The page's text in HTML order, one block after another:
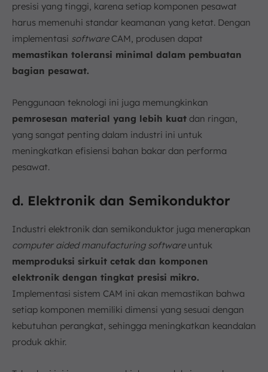
presisi yang tinggi, karena setiap komponen pesawat
harus memenuhi standar keamanan yang ketat. Dengan
implementasi softwareCAM, produsen dapat
memastikan toleransi minimal dalam pembuatan
bagian pesawat.
Penggunaan teknologi ini juga memungkinkan
pemrosesan material yang lebih kuat dan ringan,
yang sangat penting dalam industri ini untuk
meningkatkan efisiensi bahan bakar dan performa
pesawat.
d. Elektronik dan Semikonduktor
Industri elektronik dan semikonduktor juga menerapkan
computer aided manufacturing softwareuntuk
memproduksi sirkuit cetak dan komponen
elektronik dengan tingkat presisi mikro.
Implementasi sistem CAM ini akan memastikan bahwa
setiap komponen memiliki dimensi yang sesuai dengan
kebutuhan perangkat, sehingga meningkatkan keandalan
produk akhir.